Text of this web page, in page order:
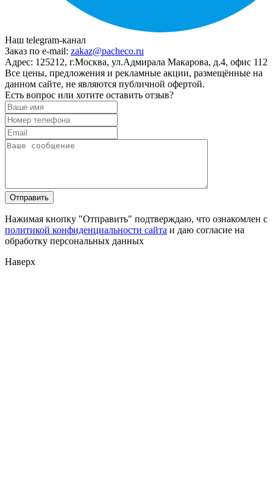
Наш telegram-канал
Заказ по e-mail: zakaz@pacheco.ru
Адрес: 125212, г.Москва, ул.Адмирала Макарова, д.4, офис 112
Все цены, предложения и рекламные акции, размещённые на
данном сайте, не являются публичной офертой.
Есть вопрос или хотите оставить отзыв?
Нажимая кнопку "Отправить" подтверждаю, что ознакомлен с
политикой конфиденциальности сайта и даю согласие на
обработку персональных данных
Наверх